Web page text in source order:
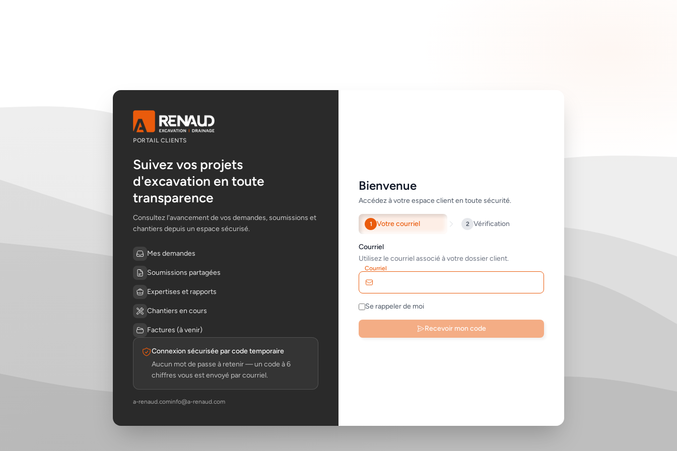
PORTAIL CLIENTS
Suivez vos projets
d'excavation en toute
transparence
Consultez l'avancement de vos demandes, soumissions et
chantiers depuis un espace sécurisé.
Mes demandes
Soumissions partagées
Expertises et rapports
Chantiers en cours
Factures (à venir)
Connexion sécurisée par code temporaire
Aucun mot de passe à retenir — un code à 6
chiffres vous est envoyé par courriel.
a-renaud.cominfo@a-renaud.com
Bienvenue
Accédez à votre espace client en toute sécurité.
1 Votre courriel 2 Vérification
Courriel
Utilisez le courriel associé à votre dossier client.
Courriel
Se rappeler de moi
Recevoir mon code